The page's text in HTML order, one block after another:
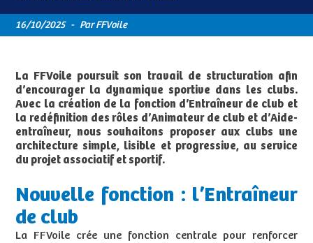
16/10/2025 - Par FFVoile
La FFVoile poursuit son travail de structuration afin
d’encourager la dynamique sportive dans les clubs.
Avec la création de la fonction d’Entraîneur de club et
la redéfinition des rôles d’Animateur de club et d’Aide-
entraîneur, nous souhaitons proposer aux clubs une
architecture simple, lisible et progressive, au service
du projet associatif et sportif.
Nouvelle fonction : l’Entraîneur
de club
La FFVoile crée une fonction centrale pour renforcer